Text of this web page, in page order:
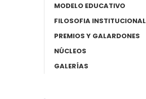
MODELO EDUCATIVO
FILOSOFIA INSTITUCIONAL
PREMIOS Y GALARDONES
NÚCLEOS
GALERÍAS